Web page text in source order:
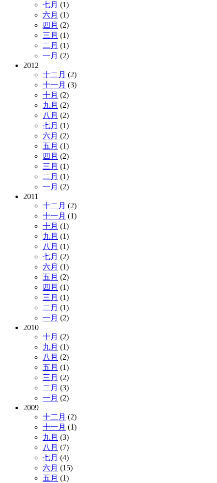
七月 (1)
六月 (1)
四月 (2)
三月 (1)
二月 (1)
一月 (2)
2012
十二月 (2)
十一月 (3)
十月 (2)
九月 (2)
八月 (2)
七月 (1)
六月 (2)
五月 (1)
四月 (2)
三月 (1)
二月 (1)
一月 (2)
2011
十二月 (2)
十一月 (1)
十月 (1)
九月 (1)
八月 (1)
七月 (2)
六月 (1)
五月 (2)
四月 (1)
三月 (1)
二月 (1)
一月 (2)
2010
十月 (2)
九月 (1)
八月 (2)
五月 (1)
三月 (2)
二月 (3)
一月 (2)
2009
十二月 (2)
十一月 (1)
九月 (3)
八月 (7)
七月 (4)
六月 (15)
五月 (1)